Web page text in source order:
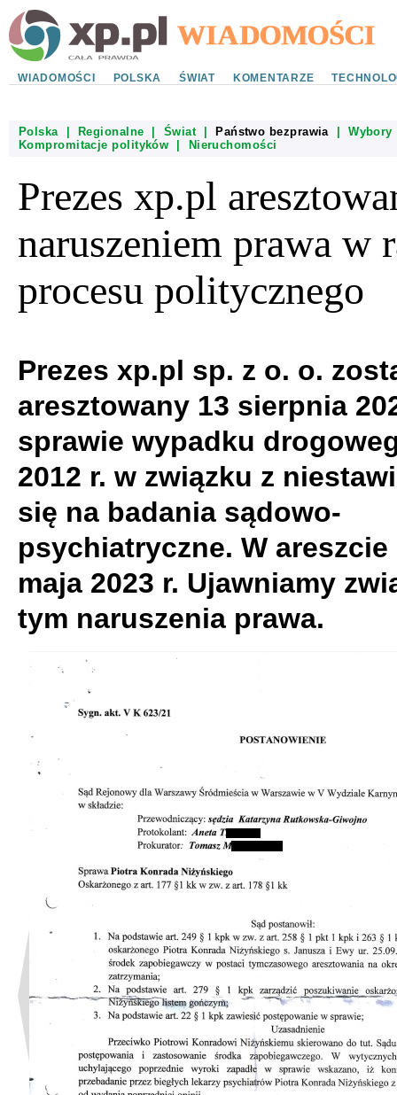
WIADOMOŚCI POLSKA ŚWIAT KOMENTARZE
Polska| Regionalne Świat| Państwo bezprawia|Wybory
Kompromitacje polityków
Nieruchomości
Prezes xp.pl
naruszeniem prawa w
procesu politycznego
Prezes xp.pl sp. z o. o.
aresztowany 13 sierpnia
sprawie wypadku
2012 r. w związku z
się na badania sądowo-
psychiatryczne. W areszcie
maja 2023 r. Ujawniamy
tym naruszenia prawa.